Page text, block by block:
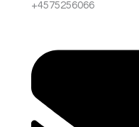
+4575256066